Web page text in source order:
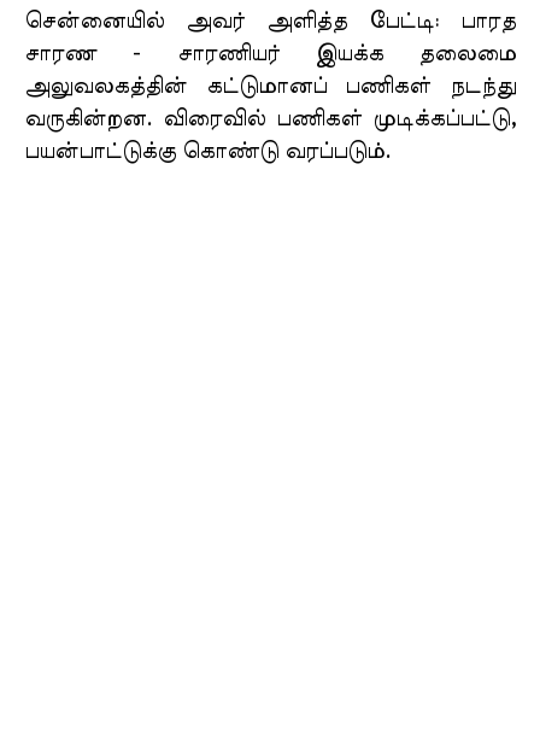
சென்னையில் அவர் அளித்த பேட்டி: பாரத
சாரண - சாரணியர் இயக்க தலைமை
அலுவலகத்தின் கட்டுமானப் பணிகள் நடந்து
வருகின்றன. விரைவில் பணிகள் முடிக்கப்பட்டு,
பயன்பாட்டுக்கு கொண்டு வரப்படும்.